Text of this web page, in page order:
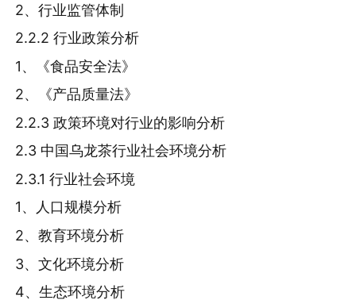
2、行业监管体制
2.2.2 行业政策分析
1、《食品安全法》
2、《产品质量法》
2.2.3 政策环境对行业的影响分析
2.3 中国乌龙茶行业社会环境分析
2.3.1 行业社会环境
1、人口规模分析
2、教育环境分析
3、文化环境分析
4、生态环境分析